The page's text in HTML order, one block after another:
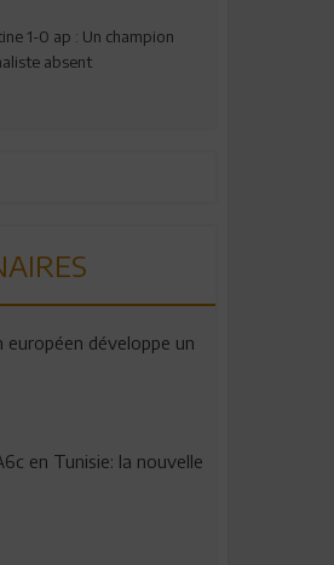
1-0 ap : Un champion
absent
européen développe un
en Tunisie: la nouvelle